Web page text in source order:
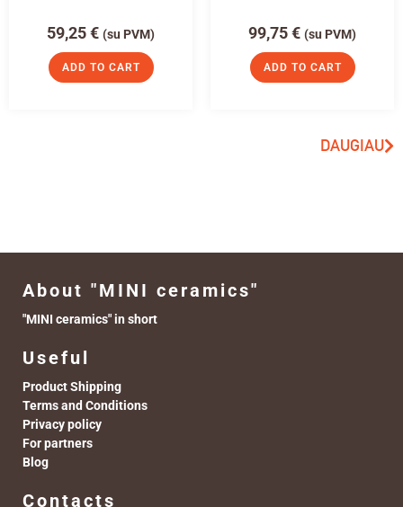
59,25€ (su PVM)
ADD TO CART
99,75€ (su PVM)
ADD TO CART
DAUGIAU
About "MINI ceramics"
"MINI ceramics" in short
Useful
Product Shipping
Terms and Conditions
Privacy policy
For partners
Blog
Contacts